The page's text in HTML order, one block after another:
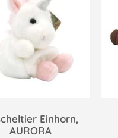
Einhorn,
AURORA